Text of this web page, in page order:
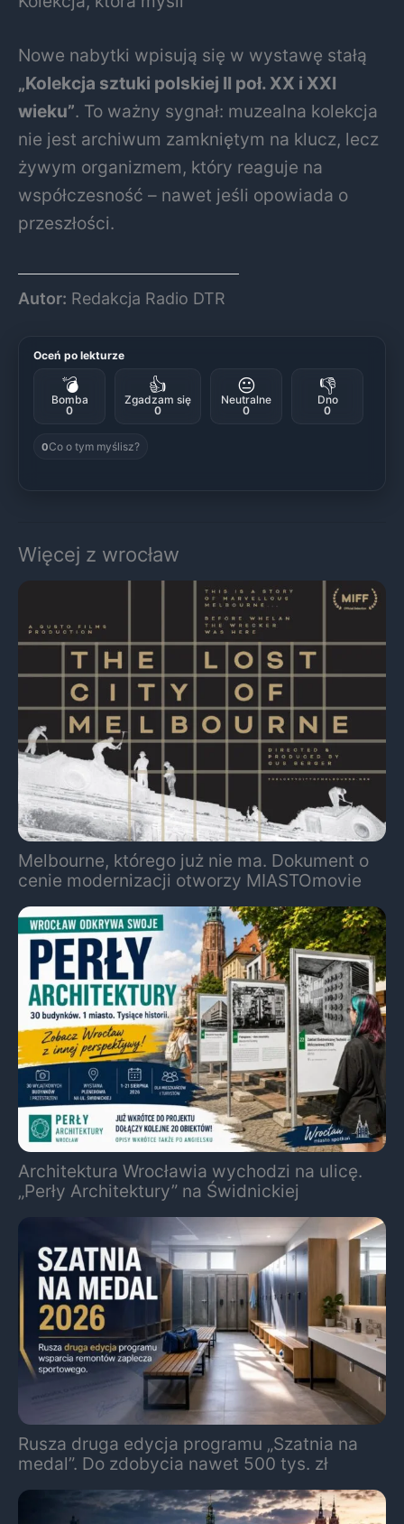
Nowe nabytki wpisują się w wystawę stałą
„Kolekcja sztuki polskiej II poł. XX i XXI
wieku”. To ważny sygnał: muzealna kolekcja
nie jest archiwum zamkniętym na klucz, lecz
żywym organizmem, który reaguje na
współczesność – nawet jeśli opowiada o
przeszłości.
Autor: Redakcja Radio DTR
Oceń po lekturze
💣
Bomba
0
👍
Zgadzam się
0
😐
Neutralne
0
👎
Dno
0
0Co o tym myślisz?
Więcej z wrocław
Melbourne, którego już nie ma. Dokument o
cenie modernizacji otworzy MIASTOmovie
Architektura Wrocławia wychodzi na ulicę.
„Perły Architektury” na Świdnickiej
Rusza druga edycja programu „Szatnia na
medal”. Do zdobycia nawet 500 tys. zł